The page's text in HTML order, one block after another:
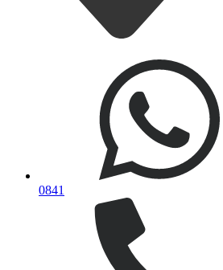
0841